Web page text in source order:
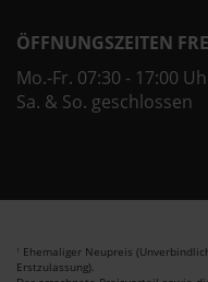
ÖFFNUNGSZEITEN
Mo.-Fr. 07:30 - 17:00
Sa. & So. geschlossen
1 Ehemaliger Neupreis
Erstzulassung).